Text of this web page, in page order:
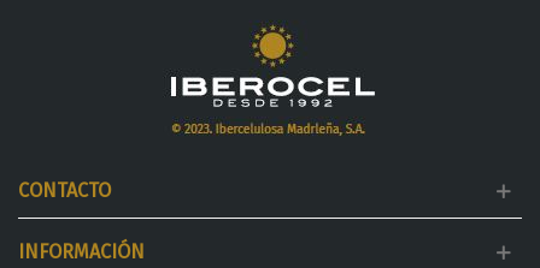
CONTACTO
INFORMACIÓN